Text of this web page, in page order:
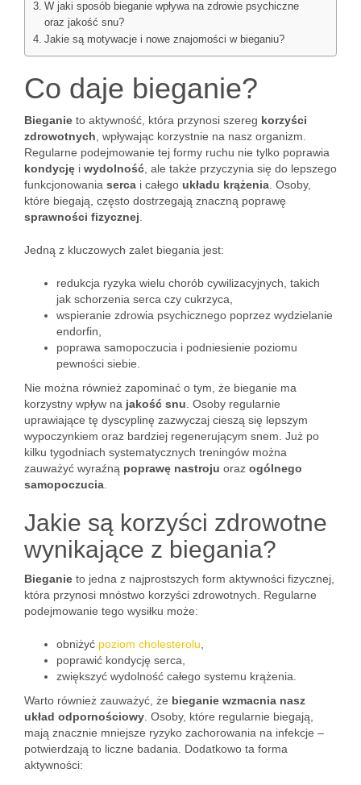
W jaki sposób bieganie wpływa na zdrowie psychiczne
oraz jakość snu?
Jakie są motywacje i nowe znajomości w bieganiu?
Co daje bieganie?
Bieganie to aktywność, która przynosi szereg korzyści
zdrowotnych , wpływając korzystnie na nasz organizm.
Regularne podejmowanie tej formy ruchu nie tylko poprawia
kondycję i wydolność , ale także przyczynia się do lepszego
funkcjonowania serca i całego układu krążenia . Osoby,
które biegają, często dostrzegają znaczną poprawę
sprawności fizycznej
Jedną z kluczowych zalet biegania jest:
redukcja ryzyka wielu chorób cywilizacyjnych, takich
jak schorzenia serca czy cukrzyca,
wspieranie zdrowia psychicznego poprzez wydzielanie
endorfin,
poprawa samopoczucia i podniesienie poziomu
pewności siebie.
Nie można również zapominać o tym, że bieganie ma
korzystny wpływ na jakość snu . Osoby regularnie
uprawiające tę dyscyplinę zazwyczaj cieszą się lepszym
wypoczynkiem oraz bardziej regenerującym snem. Już po
kilku tygodniach systematycznych treningów można
zauważyć wyraźną poprawę nastroju oraz ogólnego
samopoczucia
Jakie są korzyści zdrowotne
wynikające z biegania?
Bieganie to jedna z najprostszych form aktywności fizycznej,
która przynosi mnóstwo korzyści zdrowotnych. Regularne
podejmowanie tego wysiłku może:
obniżyć poziom cholesterolu
poprawić kondycję serca,
zwiększyć wydolność całego systemu krążenia.
Warto również zauważyć, że bieganie wzmacnia nasz
układ odpornościowy . Osoby, które regularnie biegają,
mają znacznie mniejsze ryzyko zachorowania na infekcje –
potwierdzają to liczne badania. Dodatkowo ta forma
aktywności: